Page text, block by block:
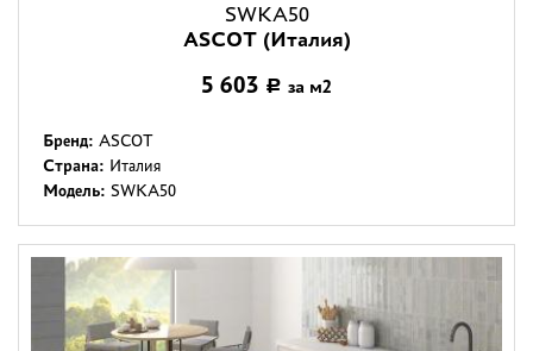
SWKA50
ASCOT (Италия)
5 603 Р за м2
Бренд: ASCOT
Страна: Италия
Модель: SWKA50